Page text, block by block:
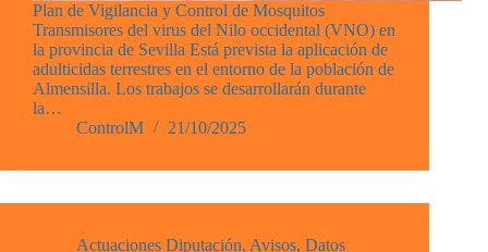
Plan de Vigilancia y Control de Mosquitos
Transmisores del virus del Nilo occidental (VNO) en
la provincia de Sevilla Está prevista la aplicación de
adulticidas terrestres en el entorno de la población de
Almensilla. Los trabajos se desarrollarán durante
la…
ControlM
21/10/2025
Actuaciones Diputación, Avisos, Datos